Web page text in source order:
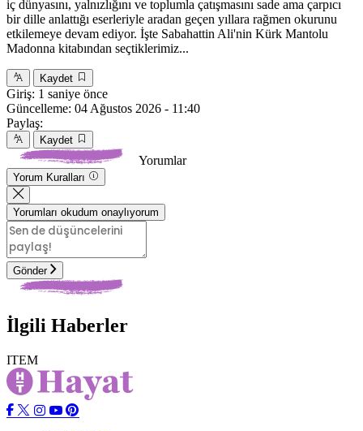
iç dünyasını, yalnızlığını ve toplumla çatışmasını sade ama çarpıcı
bir dille anlattığı eserleriyle aradan geçen yıllara rağmen okurunu
etkilemeye devam ediyor. İşte Sabahattin Ali'nin Kürk Mantolu
Madonna kitabından seçtiklerimiz...
Kaydet
Giriş: 1 saniye önce
Güncelleme: 04 Ağustos 2026 - 11:40
Paylaş:
Kaydet
Yorumlar
Yorum Kuralları
Yorumları okudum onaylıyorum
Gönder
İlgili Haberler
ITEM